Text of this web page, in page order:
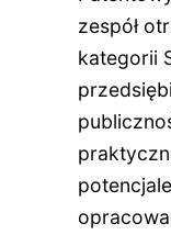
zespół
kategorii